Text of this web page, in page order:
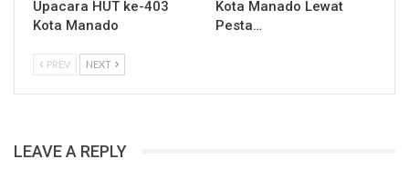
Upacara HUT ke-403
Kota Manado
Kota Manado Lewat
Pesta…
PREV NEXT
LEAVE A REPLY